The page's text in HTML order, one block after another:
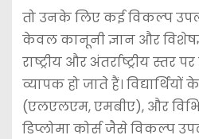
तो उनके लिए कई विकल्प
केवल कानूनी ज्ञान और
राष्ट्रीय और अंतर्राष्ट्रीय
व्यापक हो जाते हैं।
(एलएलएम, एमबीए), और
डिप्लोमा कोर्स जैसे विकल्प